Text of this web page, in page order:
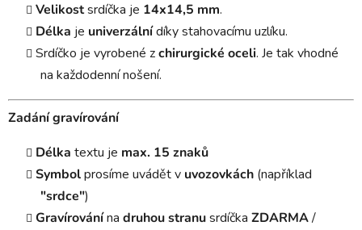
Velikostsrdíčka je 14x14,5 mm.
Délka je univerzálnídíky stahovacímu uzlíku.
Srdíčko je vyrobené zchirurgické oceli. Je tak vhodné
na každodenní nošení.
Zadání gravírování
Délka textu je max. 15 znaků
Symbolprosíme uvádět v uvozovkách (například
"srdce")
Gravírovánína druhou stranusrdíčka ZDARMA/